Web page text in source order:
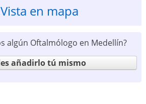
Vista en mapa
algún Oftalmólogo en Medellín?
añadirlo tú mismo